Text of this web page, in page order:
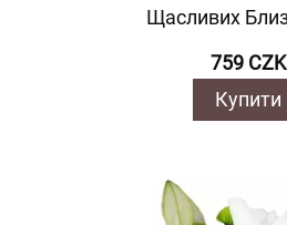
Щасливих
759 CZK
Купити